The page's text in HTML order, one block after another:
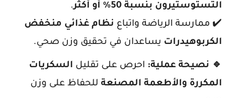
التستوستيرون بنسبة 50% أو أكثر
.
✔️ ممارسة الرياضة واتباع نظام غذائي منخفض
الكربوهيدرات يساعدان في تحقيق وزن صحي.
🔹 نصيحة عملية: احرص على تقليل السكريات
المكررة والأطعمة المصنعة للحفاظ على وزن